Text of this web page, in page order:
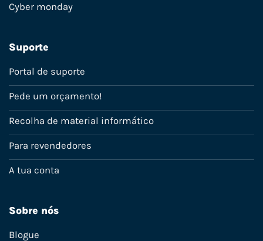
Cyber monday
Suporte
Portal de suporte
Pede um orçamento!
Recolha de material informático
Para revendedores
A tua conta
Sobre nós
Blogue